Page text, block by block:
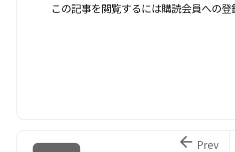
この記事を閲覧するには購読会員への登
 Prev